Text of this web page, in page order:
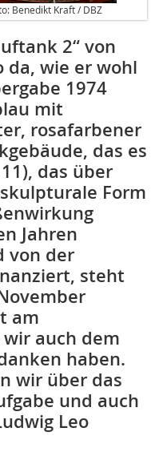
Benedikt Kraft / DBZ
2“ von
da, wie er wohl
1974
mit
rosafarbener
das es
das über
Form
Jahren
von der
steht
am
auch dem
haben.
wir über das
und auch
Leo